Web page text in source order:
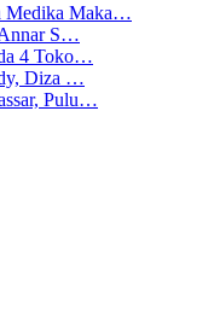
Medika Maka…
S…
4 Toko…
Diza …
Pulu…